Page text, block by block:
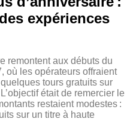
expériences
remontent aux débuts du
où les opérateurs offraient
tours gratuits sur
était de remercier le
restaient modestes :
sur un titre à haute